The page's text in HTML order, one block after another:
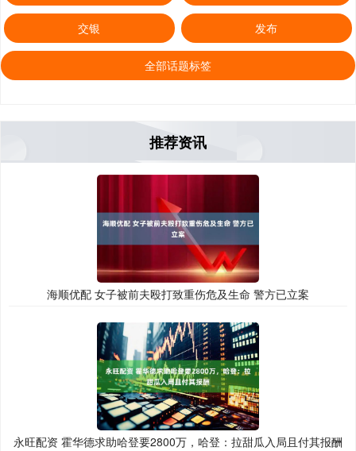
交银 发布
全部话题标签
推荐资讯
海顺优配 女子被前夫殴打致重伤危及生命 警方已立案
永旺配资 霍华德求助哈登要2800万，哈登：拉甜瓜入局且付其报酬